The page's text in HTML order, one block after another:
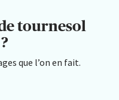
tournesol
que l’on en fait.